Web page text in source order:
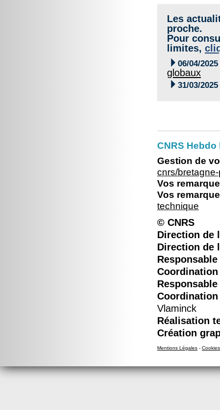
Les
proche.
Pour
limites,
 06/04/2025
globaux
 31/03/2025
CNRS
Gestion de
cnrs/
Vos
Vos
technique
© CNRS
Direction de
Direction de
Vlaminck
Réalisation
Création
Mentions Légales - Cookies